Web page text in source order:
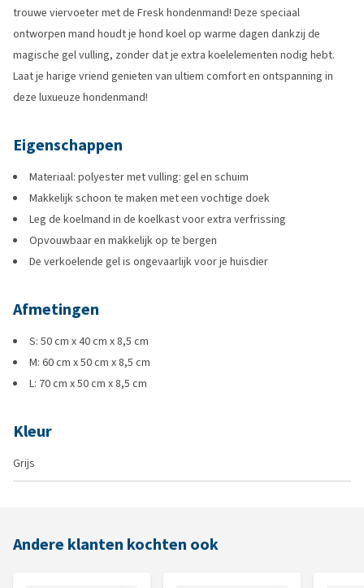
trouwe viervoeter met de Fresk hondenmand! Deze speciaal
ontworpen mand houdt je hond koel op warme dagen dankzij de
magische gel vulling, zonder dat je extra koelelementen nodig hebt.
Laat je harige vriend genieten van ultiem comfort en ontspanning in
deze luxueuze hondenmand!
Eigenschappen
Materiaal: polyester met vulling: gel en schuim
Makkelijk schoon te maken met een vochtige doek
Leg de koelmand in de koelkast voor extra verfrissing
Opvouwbaar en makkelijk op te bergen
De verkoelende gel is ongevaarlijk voor je huisdier
Afmetingen
S: 50 cm x 40 cm x 8,5 cm
M: 60 cm x 50 cm x 8,5 cm
L: 70 cm x 50 cm x 8,5 cm
Kleur
Grijs
Andere klanten kochten ook